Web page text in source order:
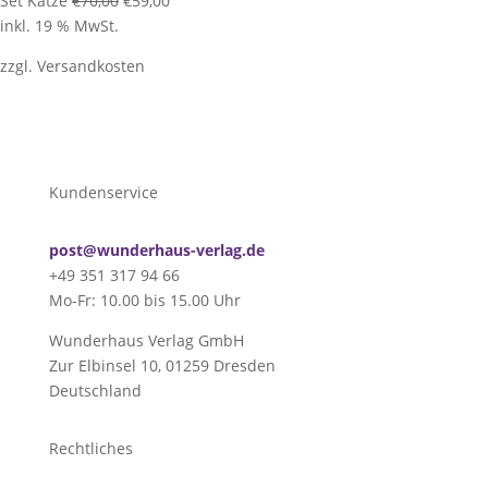
€70,00
inkl. 19 % MwSt.
zzgl. Versandkosten
Kundenservice
post@wunderhaus-verlag.de
+49 351 317 94 66
Mo-Fr: 10.00 bis 15.00 Uhr
Wunderhaus Verlag GmbH
Zur Elbinsel 10, 01259 Dresden
Deutschland
Rechtliches